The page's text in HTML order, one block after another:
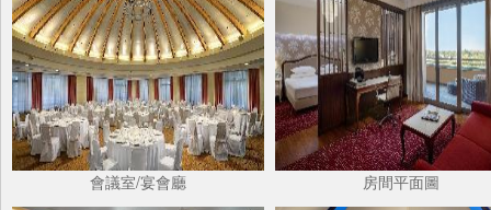
會議室/宴會廳 房間平面圖